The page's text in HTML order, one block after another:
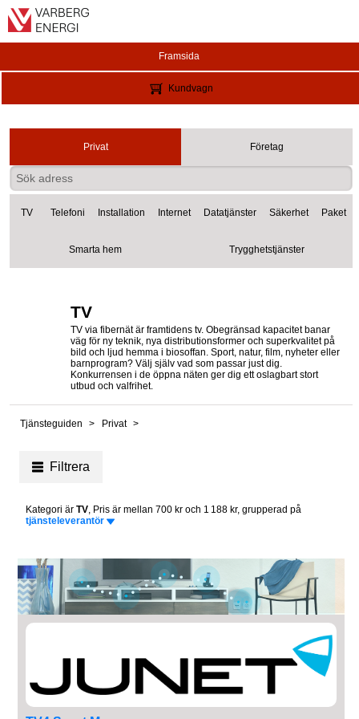
Framsida
Kundvagn
Privat Företag
TV Telefoni Installation Internet Datatjänster Säkerhet Paket
Smarta hem Trygghetstjänster
TV
TV via fibernät är framtidens tv. Obegränsad kapacitet banar
väg för ny teknik, nya distributionsformer och superkvalitet på
bild och ljud hemma i biosoffan. Sport, natur, film, nyheter eller
barnprogram? Välj själv vad som passar just dig.
Konkurrensen i de öppna näten ger dig ett oslagbart stort
utbud och valfrihet.
Tjänsteguiden Privat
Filtrera
Kategori är TV , Pris är mellan 700 kr och 1 188 kr, grupperad på
tjänsteleverantör